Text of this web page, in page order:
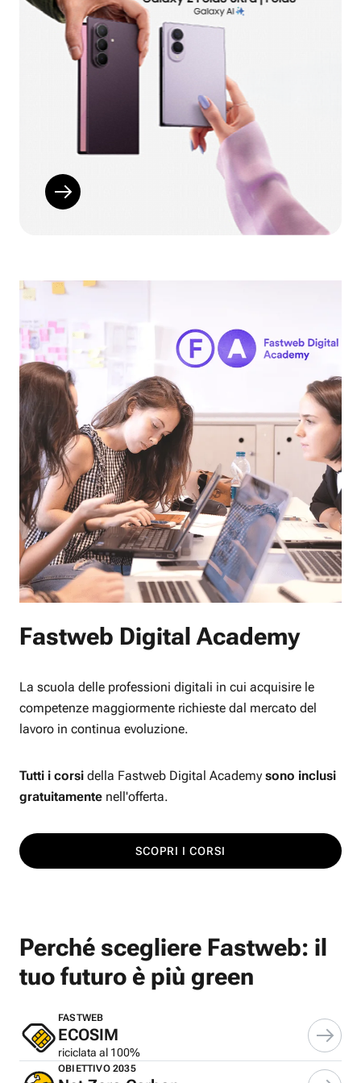
Fastweb Digital Academy
La scuola delle professioni digitali in cui acquisire le
competenze maggiormente richieste dal mercato del
lavoro in continua evoluzione.
Tutti i corsi della Fastweb Digital Academy sono inclusi
gratuitamente nell'offerta.
SCOPRI I CORSI
Perché scegliere Fastweb: il
tuo futuro è più green
FASTWEB
ECOSIM
riciclata al 100%
OBIETTIVO 2035